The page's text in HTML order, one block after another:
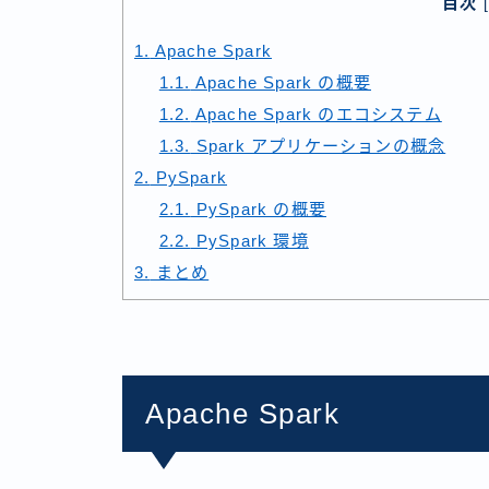
[
1. Apache Spark
1.1. Apache Spark の概要
1.2. Apache Spark のエコシステム
1.3. Spark アプリケーションの概念
2. PySpark
2.1. PySpark の概要
2.2. PySpark 環境
3. まとめ
Apache Spark